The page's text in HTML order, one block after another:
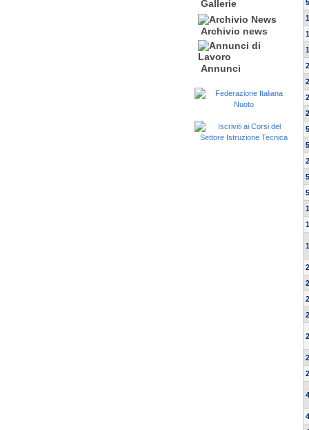
Gallerie
Archivio news
Annunci